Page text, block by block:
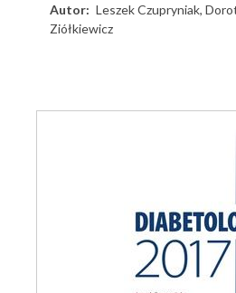
Autor
Leszek Czupryniak,
Ziółkiewicz